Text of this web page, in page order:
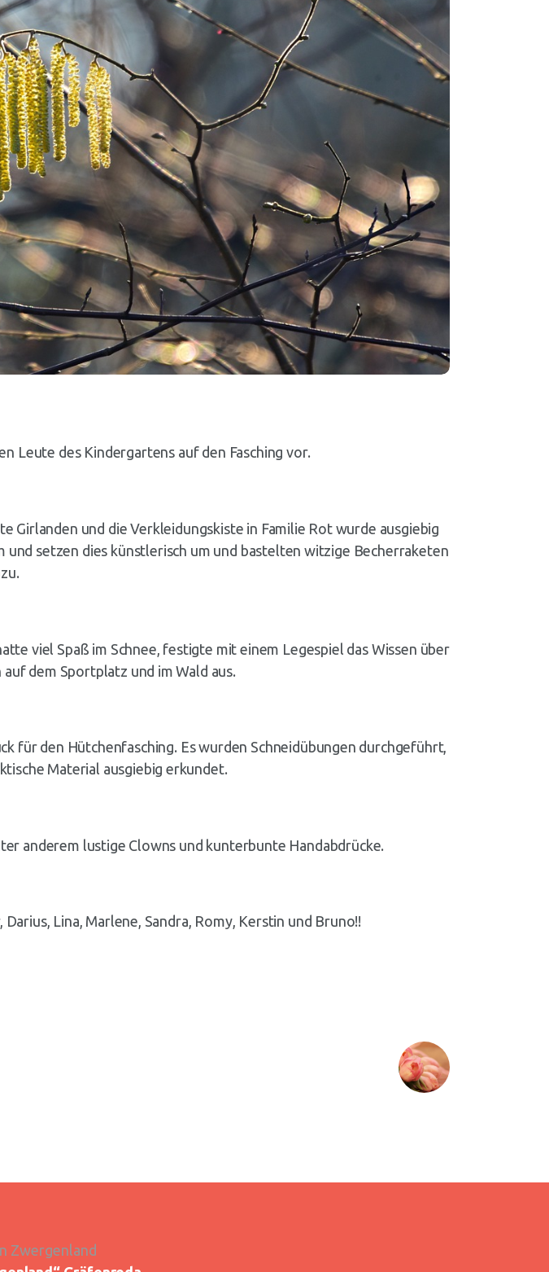
Leute des Kindergartens auf den Fasching vor.
Girlanden und die Verkleidungskiste in Familie Rot wurde ausgiebig
setzen dies künstlerisch um und bastelten witzige Becherraketen
viel Spaß im Schnee, festigte mit einem Legespiel das Wissen über
dem Sportplatz und im Wald aus.
für den Hütchenfasching. Es wurden Schneidübungen durchgeführt,
Material ausgiebig erkundet.
anderem lustige Clowns und kunterbunte Handabdrücke.
Lina, Marlene, Sandra, Romy, Kerstin und Bruno!!